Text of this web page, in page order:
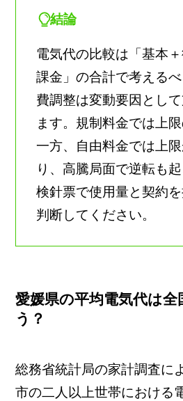
結論
電気代の比較は「基本
課金」の合計で考える
費調整は変動要因とし
ます。規制料金では上
一方、自由料金では上
り、高騰局面で逆転も
検針票で使用量と契約
判断してください。
愛媛県の平均電気代は
う？
総務省統計局の家計調査に
市の二人以上世帯における